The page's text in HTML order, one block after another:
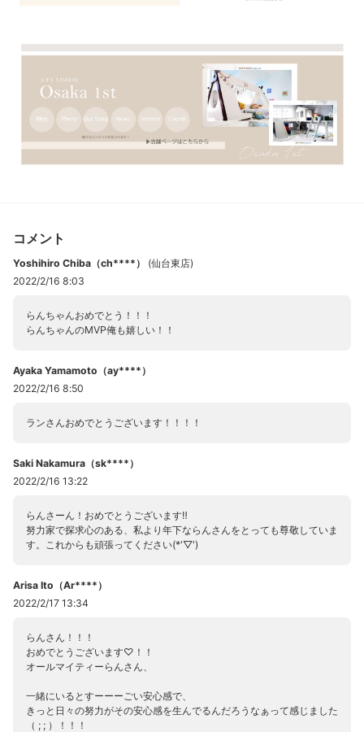
コメント
Yoshihiro Chiba（ch****） (仙台東店)
2022/2/16 8:03
らんちゃんおめでとう！！！
らんちゃんのMVP俺も嬉しい！！
Ayaka Yamamoto（ay****）
2022/2/16 8:50
ランさんおめでとうございます！！！！
Saki Nakamura（sk****）
2022/2/16 13:22
らんさーん！おめでとうございます‼
努力家で探求心のある、私より年下ならんさんをとっても尊敬していま
す。これからも頑張ってください(*'▽')
Arisa Ito（Ar****）
2022/2/17 13:34
らんさん！！！
おめでとうございます♡！！
オールマイティーらんさん、
一緒にいるとすーーーごい安心感で、
きっと日々の努力がその安心感を生んでるんだろうなぁって感じました
（ ; ; ）！！！